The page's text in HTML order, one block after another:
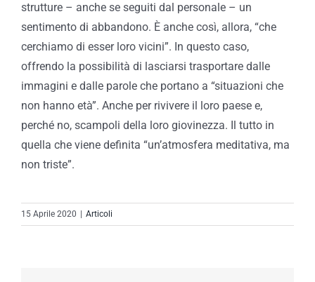
strutture – anche se seguiti dal personale – un
sentimento di abbandono. È anche così, allora, “che
cerchiamo di esser loro vicini”. In questo caso,
offrendo la possibilità di lasciarsi trasportare dalle
immagini e dalle parole che portano a “situazioni che
non hanno età”. Anche per rivivere il loro paese e,
perché no, scampoli della loro giovinezza. Il tutto in
quella che viene definita “un’atmosfera meditativa, ma
non triste”.
15 Aprile 2020 Articoli